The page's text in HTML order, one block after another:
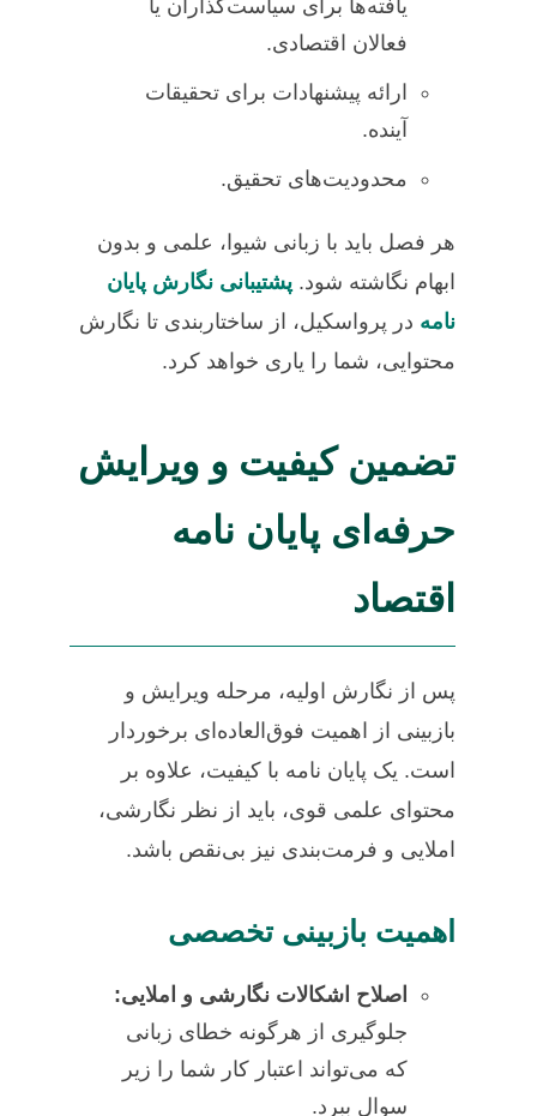
یافته‌ها برای سیاست‌گذاران یا
فعالان اقتصادی.
ارائه پیشنهادات برای تحقیقات
آینده.
محدودیت‌های تحقیق.
هر فصل باید با زبانی شیوا، علمی و بدون
ابهام نگاشته شود.پشتیبانی نگارش پایان
نامهدر پرواسکیل، از ساختاربندی تا نگارش
محتوایی، شما را یاری خواهد کرد.
تضمین کیفیت و ویرایش
حرفه‌ای پایان نامه
اقتصاد
پس از نگارش اولیه، مرحله ویرایش و
بازبینی از اهمیت فوق‌العاده‌ای برخوردار
است. یک پایان نامه با کیفیت، علاوه بر
محتوای علمی قوی، باید از نظر نگارشی،
املایی و فرمت‌بندی نیز بی‌نقص باشد.
اهمیت بازبینی تخصصی
اصلاح اشکالات نگارشی و املایی:
جلوگیری از هرگونه خطای زبانی
که می‌تواند اعتبار کار شما را زیر
سوال ببرد.